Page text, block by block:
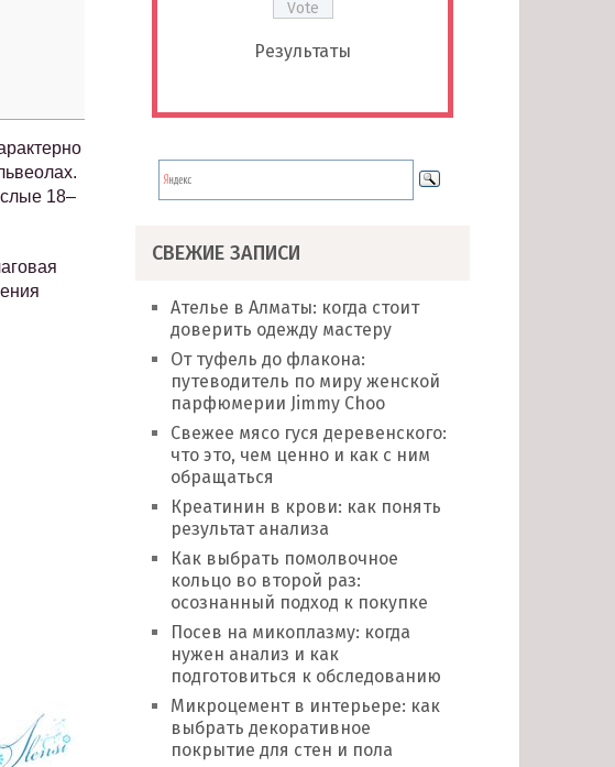
18–
Результаты
СВЕЖИЕ ЗАПИСИ
Ателье в Алматы: когда стоит
доверить одежду мастеру
От туфель до флакона:
путеводитель по миру женской
парфюмерии Jimmy Choo
Свежее мясо гуся деревенского:
что это, чем ценно и как с ним
обращаться
Креатинин в крови: как понять
результат анализа
Как выбрать помолвочное
кольцо во второй раз:
осознанный подход к покупке
Посев на микоплазму: когда
нужен анализ и как
подготовиться к обследованию
Микроцемент в интерьере: как
выбрать декоративное
покрытие для стен и пола